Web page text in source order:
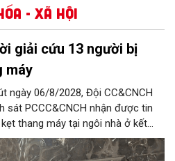
- Xã hội
giải cứu 13 người bị
máy
ngày 06/8/2028, Đội CC&CNCH
sát PCCC&CNCH nhận được tin
thang máy tại ngôi nhà ở kết
1C Định Công Thượng, phường
đó có 8 cháu nhỏ) bị mắc kẹt.